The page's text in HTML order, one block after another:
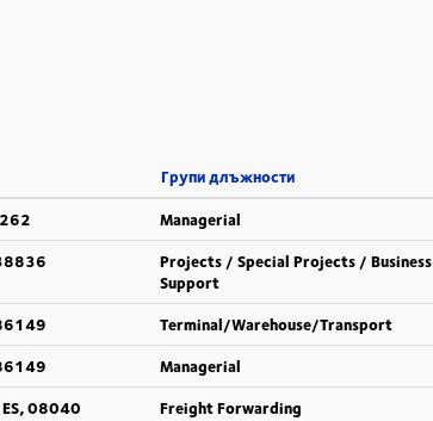
Групи длъжности
Managerial
Projects / Special Projects / Business
Support
Terminal/Warehouse/Transport
Managerial
08040 Freight Forwarding